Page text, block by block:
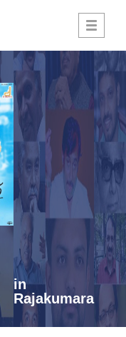
Toggle
in
Rajakumara